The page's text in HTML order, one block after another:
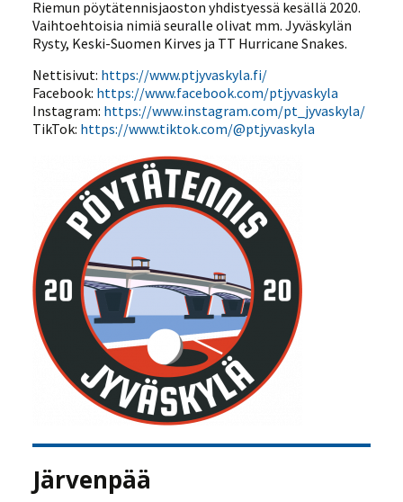
Riemun pöytätennisjaoston yhdistyessä kesällä 2020.
Vaihtoehtoisia nimiä seuralle olivat mm. Jyväskylän
Rysty, Keski-Suomen Kirves ja TT Hurricane Snakes.
Nettisivut: https://www.ptjyvaskyla.fi/
Facebook: https://www.facebook.com/ptjyvaskyla
Instagram: https://www.instagram.com/pt_jyvaskyla/
TikTok: https://www.tiktok.com/@ptjyvaskyla
Järvenpää